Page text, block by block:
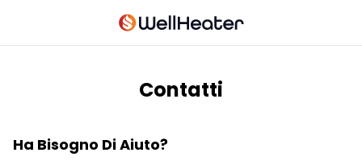
Contatti
Ha Bisogno Di Aiuto?